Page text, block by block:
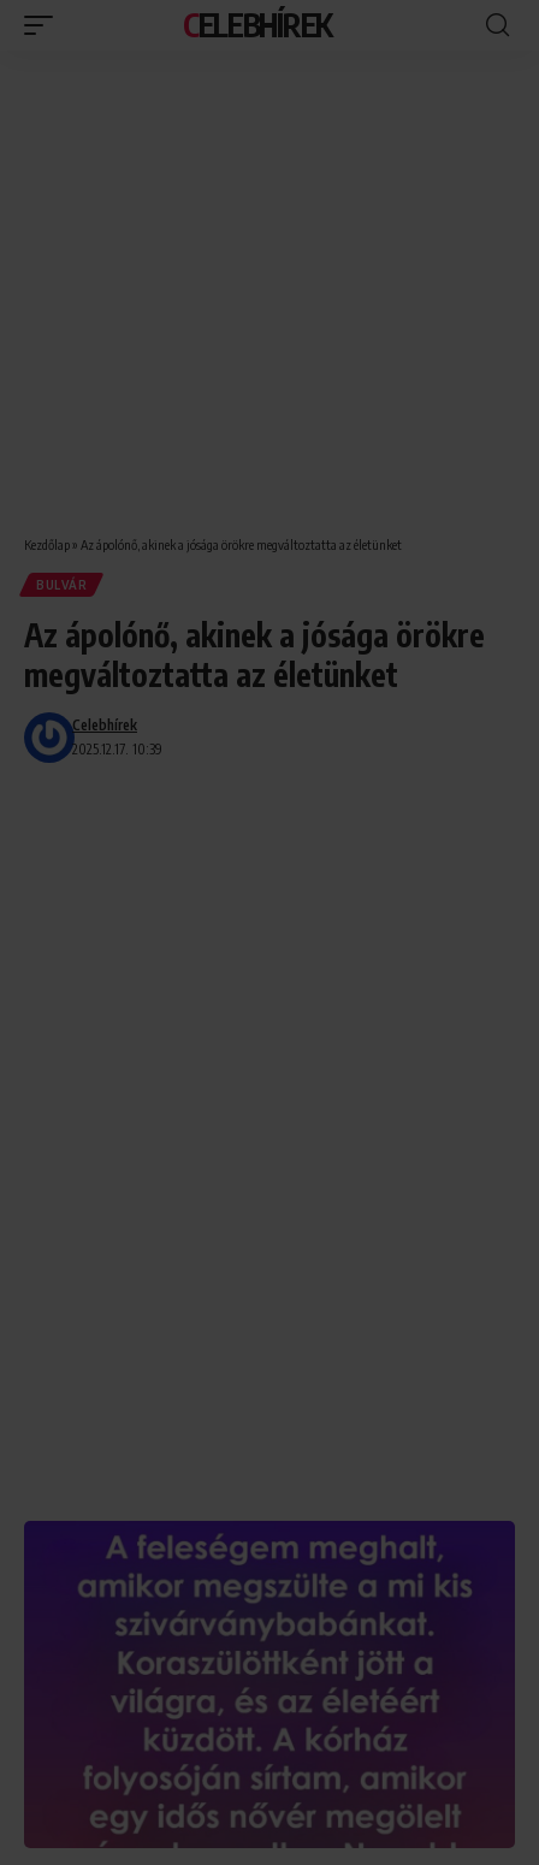
CELEBHÍREK
Kezdőlap» Az ápolónő, akinek a jósága örökre megváltoztatta az életünket
BULVÁR
Az ápolónő, akinek a jósága örökre
megváltoztatta az életünket
2025.12.17. 10:39
Celebhírek